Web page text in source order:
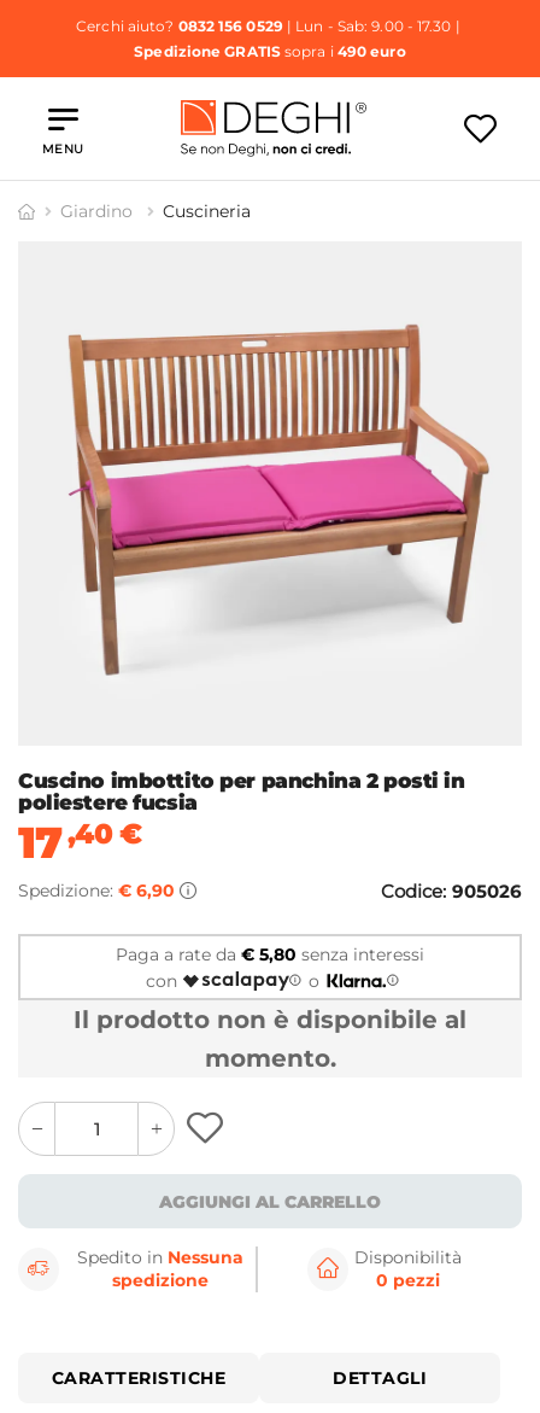
Cerchi aiuto? 0832 156 0529| Lun - Sab: 9.00 - 17.30 |
Spedizione GRATISsopra i 490 euro
MENU
Giardino Cuscineria
Cuscino imbottito per panchina 2 posti in
poliestere fucsia
17,40€
Spedizione: € 6,90 Codice: 905026
Paga a rate da € 5,80 senza interessi
con
o
Il prodotto non è disponibile al
momento.
quantity
button
quantity
minus
button
AGGIUNGI AL CARRELLO
Spedito in Nessuna
spedizione
Disponibilità
0 pezzi
CARATTERISTICHE DETTAGLI